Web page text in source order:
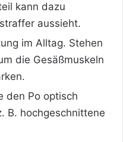
kann dazu
aussieht.
im Alltag. Stehen
die Gesäßmuskeln
den Po optisch
B. hochgeschnittene